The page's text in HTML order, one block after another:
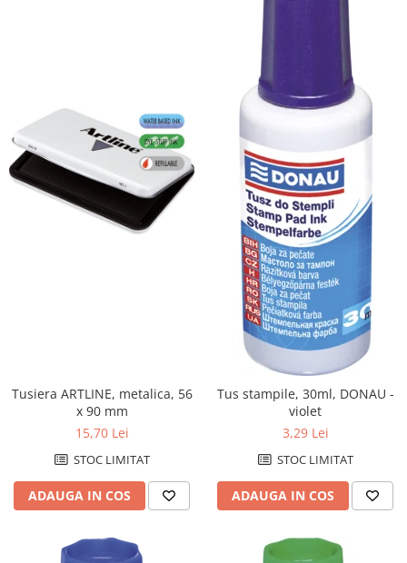
Detergenti pentru textile
Dispensere baie si bucatarie
Hartie igienica
Lavete
Marcare si etichetare
Spray-uri mobila
Rechizite scolare
Acuarele si seturi de pictura
Alte articole scolare
Articole creative pentru copii
Blocuri pentru desen
Tusiera ARTLINE, metalica, 56
x 90 mm
15,70 Lei
STOC LIMITAT
ADAUGA IN COS
Tus stampile, 30ml, DONAU -
violet
3,29 Lei
STOC LIMITAT
ADAUGA IN COS